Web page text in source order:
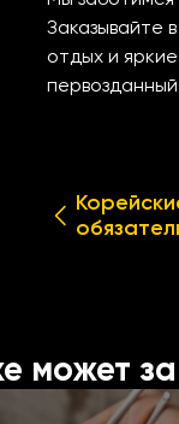
Заказывайте
отдых и
может